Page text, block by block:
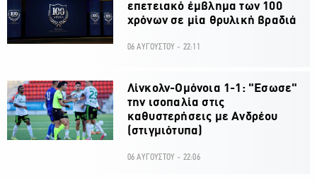
επετειακό έμβλημα των 100
χρόνων σε μία θρυλική βραδιά
06 ΑΥΓΟΥΣΤΟΥ - 22:11
Λίνκολν-Ομόνοια 1-1: "Εσωσε"
την ισοπαλία στις
καθυστερήσεις με Ανδρέου
(στιγμιότυπα)
06 ΑΥΓΟΥΣΤΟΥ - 22:06